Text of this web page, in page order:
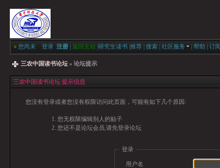
» 您尚未 登录 注册 返回主站 研究生读书 推荐 搜索 社区服务 帮助 订
三农中国读书论坛 » 论坛提示
三农中国读书论坛 提示信息
您没有登录或者您没有权限访问此页面，可能有如下几个原因:
您无权限编辑别人的贴子
您还不是论坛会员,请先登录论坛
登录
用户名